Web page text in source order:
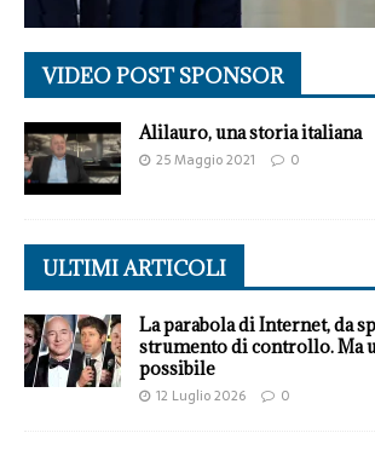
VIDEO POST SPONSOR
Alilauro, una storia italiana
25 Maggio 2021 0
ULTIMI ARTICOLI
La parabola di Internet, da
strumento di controllo. Ma
possibile
12 Luglio 2026 0